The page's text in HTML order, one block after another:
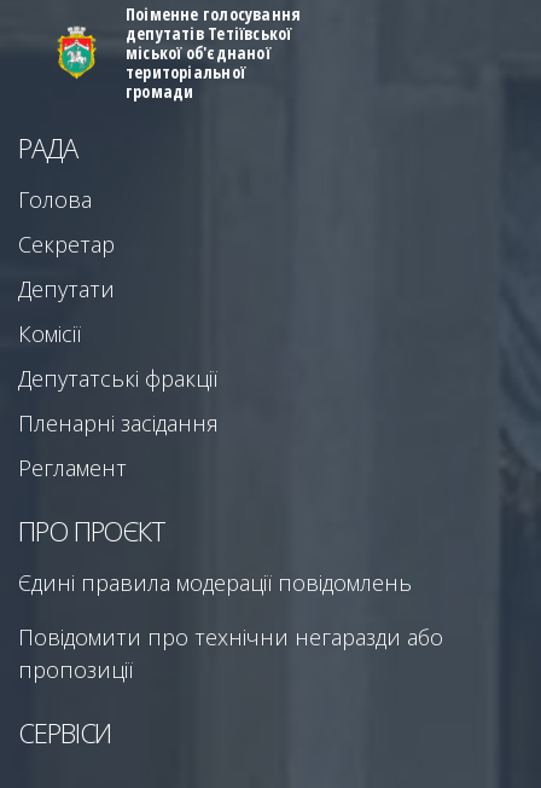
Поіменне голосування
депутатів Тетіївської
міської об'єднаної
територіальної
громади
РАДА
Голова
Секретар
Депутати
Комісії
Депутатські фракції
Пленарні засідання
Регламент
ПРО ПРОЄКТ
Єдині правила модерації повідомлень
Повідомити про технічни негаразди або
пропозиції
СЕРВІСИ